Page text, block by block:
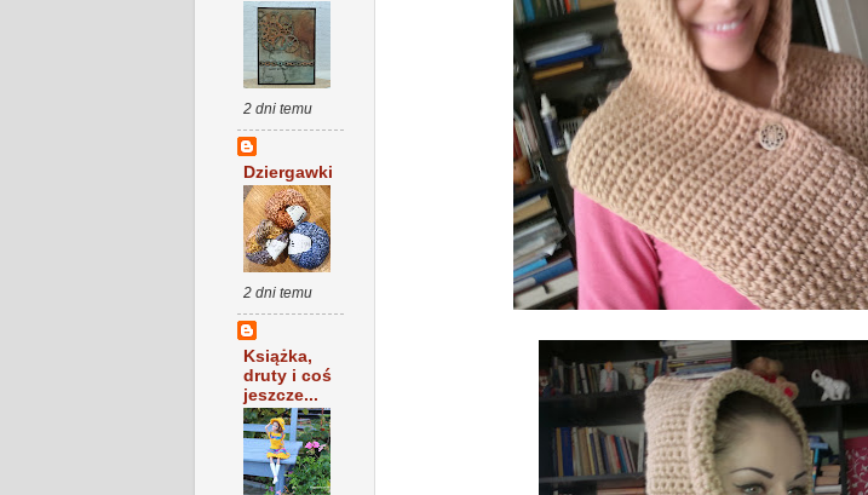
2 dni temu
Dziergawki
2 dni temu
Książka,
druty i coś
jeszcze...